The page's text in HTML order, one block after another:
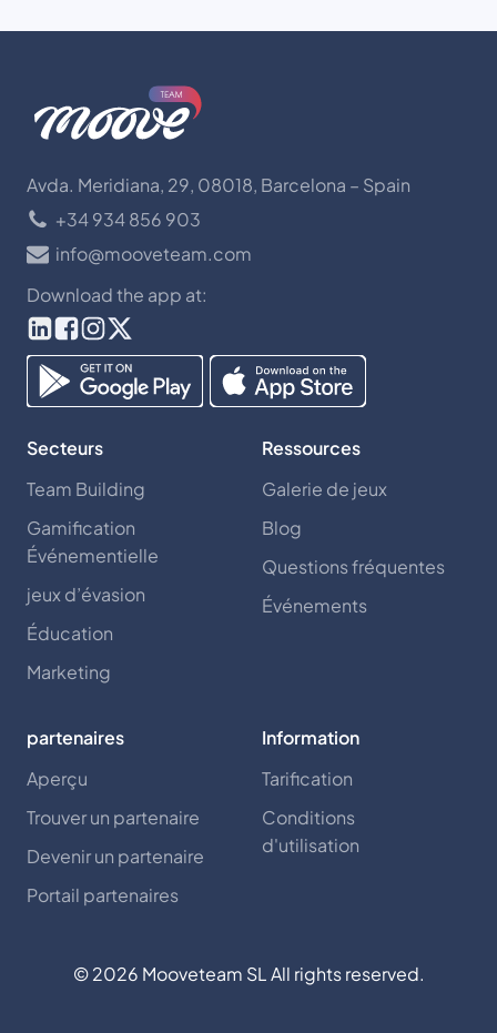
Avda. Meridiana, 29, 08018, Barcelona – Spain
+34 934 856 903
info@mooveteam.com
Download the app at:
Secteurs
Team Building
Gamification
Événementielle
jeux d’évasion
Éducation
Marketing
Ressources
Galerie de jeux
Blog
Questions fréquentes
Événements
partenaires
Aperçu
Trouver un partenaire
Devenir un partenaire
Portail partenaires
Information
Tarification
Conditions
d'utilisation
©2026 Mooveteam SL All rights reserved.